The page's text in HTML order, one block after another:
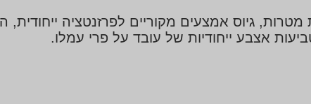
גיוס אמצעים מקוריים לפרזנטציה ייחודית,
אצבע ייחודיות של עובד על פרי עמלו.